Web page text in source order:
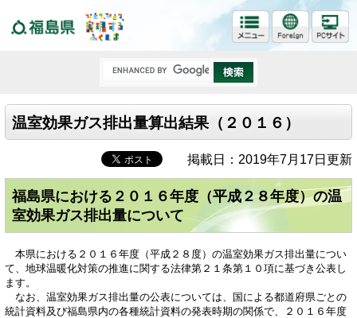
温室効果ガス排出量算出結果（２０１６）
掲載日：2019年7月17日更新
福島県における２０１６年度（平成２８年度）の温
室効果ガス排出量について
本県における２０１６年度（平成２８度）の温室効果ガス排出量につい
て、地球温暖化対策の推進に関する法律第２１条第１０項に基づき公表し
ます。
なお、温室効果ガス排出量の公表については、国による都道府県ごとの
統計資料及び福島県内の各種統計資料の発表時期の関係で、２０１６年度